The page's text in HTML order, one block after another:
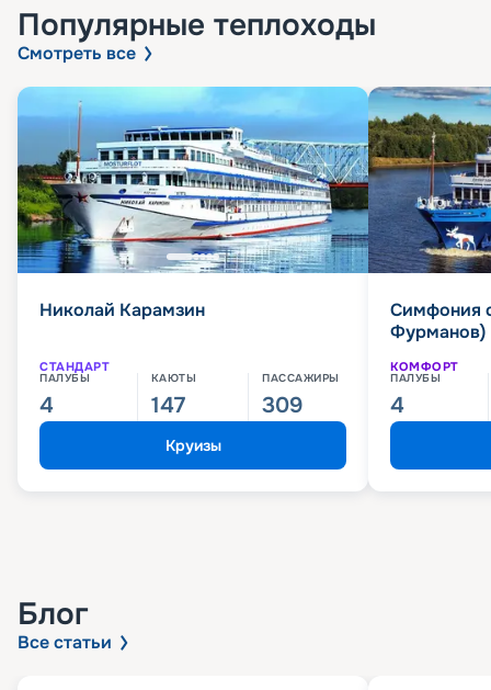
Популярные теплоходы
Смотреть все
Николай Карамзин
СТАНДАРТ
ПАЛУБЫ
4
КАЮТЫ
147
ПАССАЖИРЫ
309
Круизы
Симфония
Фурманов)
КОМФОРТ
ПАЛУБЫ
4
Блог
Все статьи